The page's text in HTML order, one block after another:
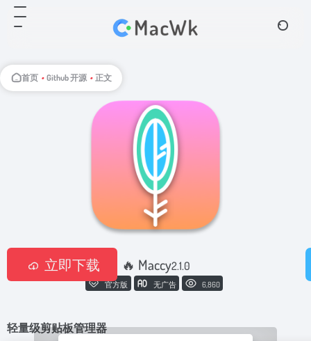
首页 • Github 开源 • 正文
🔥 Maccy2.1.0
官方版 无广告 6,860
轻量级剪贴板管理器
立即下载